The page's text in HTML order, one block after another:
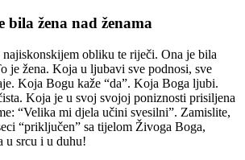
žena nad ženama
obliku te riječi. Ona je bila
je žena. Koja u ljubavi sve podnosi, sve
Koja Bogu kaže “da”. Koja Boga ljubi.
Koja je u svoj svojoj poniznosti prisiljena
“Velika mi djela učini svesilni”. Zamislite,
“priključen” sa tijelom Živoga Boga,
u srcu i u duhu!